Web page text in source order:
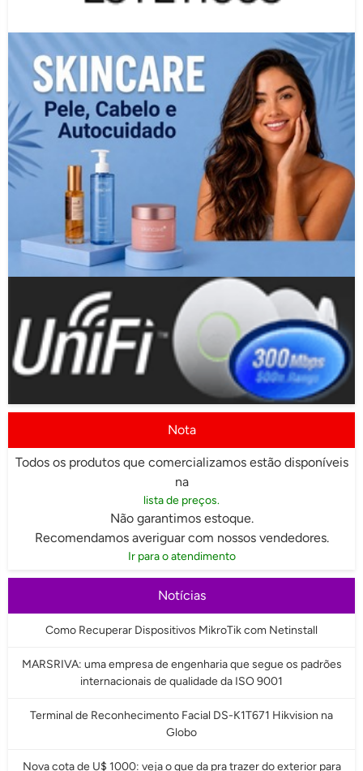
Nota
Todos os produtos que comercializamos estão disponíveis
na
lista de preços.
Não garantimos estoque.
Recomendamos averiguar com nossos vendedores.
Ir para o atendimento
Notícias
Como Recuperar Dispositivos MikroTik com Netinstall
MARSRIVA: uma empresa de engenharia que segue os padrões
internacionais de qualidade da ISO 9001
Terminal de Reconhecimento Facial DS-K1T671 Hikvision na
Globo
Nova cota de U$ 1000: veja o que da pra trazer do exterior para